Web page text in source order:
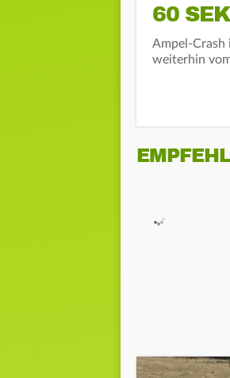
60
Ampel-
weiterhin